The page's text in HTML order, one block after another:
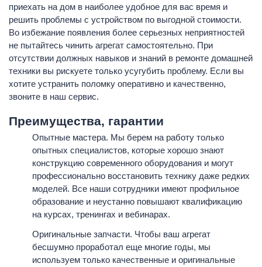
приехать на дом в наиболее удобное для вас время и
решить проблемы с устройством по выгодной стоимости.
Во избежание появления более серьезных неприятностей
не пытайтесь чинить агрегат самостоятельно. При
отсутствии должных навыков и знаний в ремонте домашней
техники вы рискуете только усугубить проблему. Если вы
хотите устранить поломку оперативно и качественно,
звоните в наш сервис.
Преимущества, гарантии
Опытные мастера. Мы берем на работу только
опытных специалистов, которые хорошо знают
конструкцию современного оборудования и могут
профессионально восстановить технику даже редких
моделей. Все наши сотрудники имеют профильное
образование и неустанно повышают квалификацию
на курсах, тренингах и вебинарах.
Оригинальные запчасти. Чтобы ваш агрегат
бесшумно проработал еще многие годы, мы
используем только качественные и оригинальные